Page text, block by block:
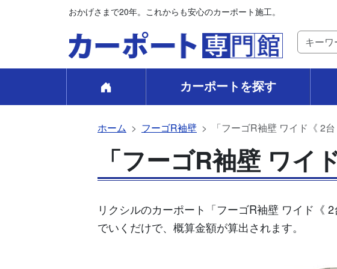
おかげさまで20年。これからも安心のカーポート施工。
カーポートを探す
ホーム フーゴR袖壁 「フーゴR袖壁 ワイド《 2
「フーゴR袖壁 ワイ
リクシルのカーポート「フーゴR袖壁 ワイド《
でいくだけで、概算金額が算出されます。